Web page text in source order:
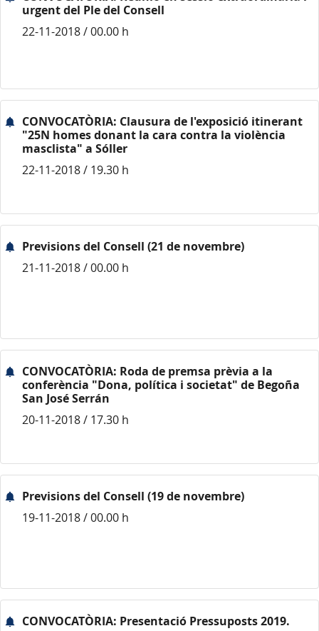
urgent del Ple del Consell
22-11-2018 / 00.00 h
CONVOCATÒRIA: Clausura de l'exposició itinerant
"25N homes donant la cara contra la violència
masclista" a Sóller
22-11-2018 / 19.30 h
Previsions del Consell (21 de novembre)
21-11-2018 / 00.00 h
CONVOCATÒRIA: Roda de premsa prèvia a la
conferència "Dona, política i societat" de Begoña
San José Serrán
20-11-2018 / 17.30 h
Previsions del Consell (19 de novembre)
19-11-2018 / 00.00 h
CONVOCATÒRIA: Presentació Pressuposts 2019.